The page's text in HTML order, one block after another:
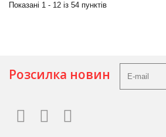
Показані 1 - 12 із 54 пунктів
Розсилка новин